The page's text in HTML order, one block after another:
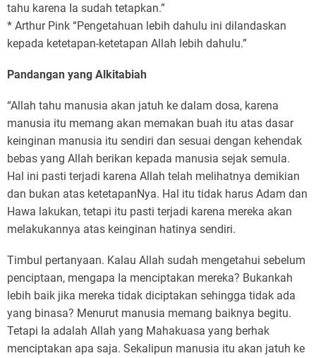
tahu karena Ia sudah tetapkan.”
* Arthur Pink “Pengetahuan lebih dahulu ini dilandaskan
kepada ketetapan-ketetapan Allah lebih dahulu.”
Pandangan yang Alkitabiah
“Allah tahu manusia akan jatuh ke dalam dosa, karena
manusia itu memang akan memakan buah itu atas dasar
keinginan manusia itu sendiri dan sesuai dengan kehendak
bebas yang Allah berikan kepada manusia sejak semula.
Hal ini pasti terjadi karena Allah telah melihatnya demikian
dan bukan atas ketetapanNya. Hal itu tidak harus Adam dan
Hawa lakukan, tetapi itu pasti terjadi karena mereka akan
melakukannya atas keinginan hatinya sendiri.
Timbul pertanyaan. Kalau Allah sudah mengetahui sebelum
penciptaan, mengapa Ia menciptakan mereka? Bukankah
lebih baik jika mereka tidak diciptakan sehingga tidak ada
yang binasa? Menurut manusia memang baiknya begitu.
Tetapi Ia adalah Allah yang Mahakuasa yang berhak
menciptakan apa saja. Sekalipun manusia itu akan jatuh ke